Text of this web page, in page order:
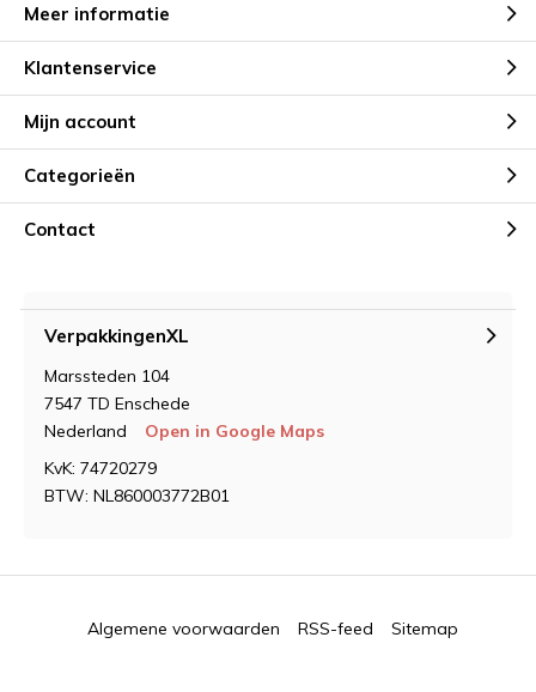
Meer informatie
Klantenservice
Mijn account
Categorieën
Contact
VerpakkingenXL
Marssteden 104
7547 TD Enschede
Nederland
Open in Google Maps
KvK: 74720279
BTW: NL860003772B01
Algemene voorwaarden RSS-feed Sitemap